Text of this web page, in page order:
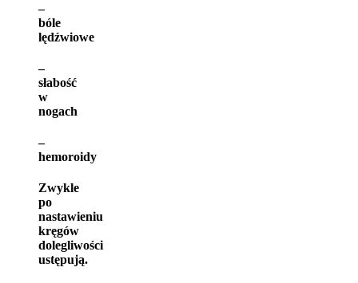
–
bóle
lędźwiowe
–
słabość
w
nogach
–
hemoroidy
Zwykle
po
nastawieniu
kręgów
dolegliwości
ustępują.